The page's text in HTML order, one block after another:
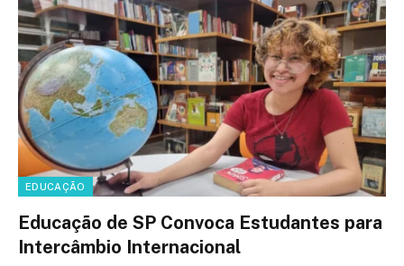
EDUCAÇÃO
Educação de SP Convoca Estudantes para
Intercâmbio Internacional